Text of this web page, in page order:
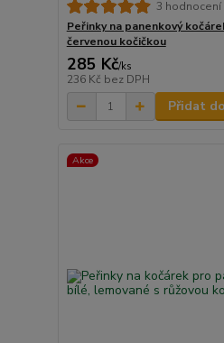
3 hodnocení
Peřinky na panenkový
červenou kočičkou
285 Kč/ks
236 Kč bez DPH
Přidat
Akce